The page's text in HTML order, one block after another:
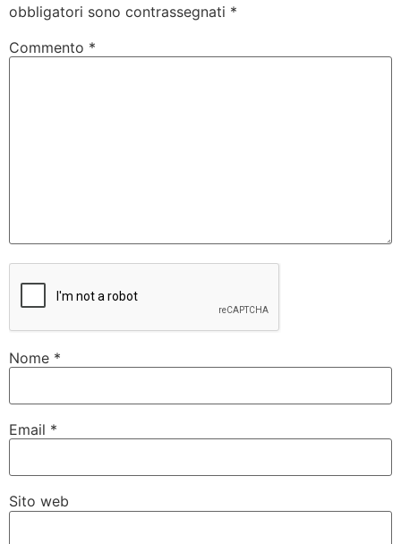
obbligatori sono contrassegnati *
Commento *
Nome *
Email *
Sito web